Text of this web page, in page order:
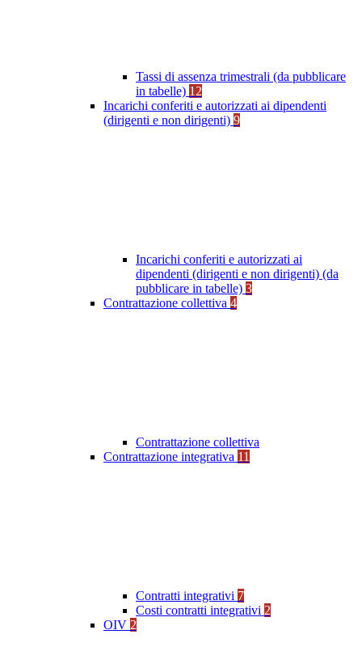
Tassi di assenza trimestrali (da pubblicare
in tabelle) 12
Incarichi conferiti e autorizzati ai dipendenti
(dirigenti e non dirigenti) 9
Incarichi conferiti e autorizzati ai
dipendenti (dirigenti e non dirigenti) (da
pubblicare in tabelle) 3
Contrattazione collettiva 4
Contrattazione collettiva
Contrattazione integrativa 11
Contratti integrativi 7
Costi contratti integrativi 2
OIV 2